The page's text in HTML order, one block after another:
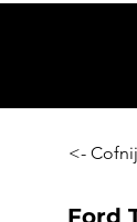
<- Cofnij
Ford